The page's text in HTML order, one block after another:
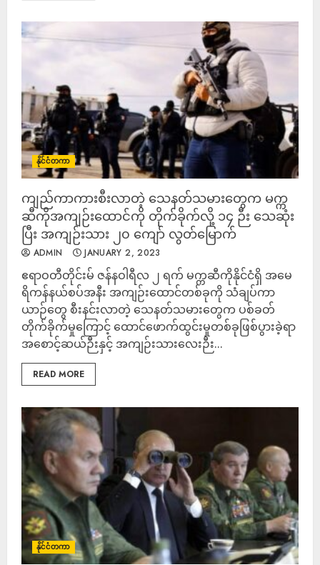
နိုင်ငံတကာ
ကျည်ကာကားစီးလာတဲ့ သေနတ်သမားတွေက မက္က
ဆီကိုအကျဉ်းထောင်ကို တိုက်ခိုက်လို့ ၁၄ ဉီး သေဆုံး
ပြီး အကျဉ်းသား ၂၀ ကျော် လွတ်မြောက်
ADMIN JANUARY 2, 2023
ဧရာဝတီတိုင်းမ် ဇန်နဝါရီလ ၂ ရက် မက္ကဆီကိုနိုင်ငံရှိ အမေ
ရိကန်နယ်စပ်အနီး အကျဉ်းထောင်တစ်ခုကို သံချပ်ကာ
ယာဉ်တွေ စီးနင်းလာတဲ့ သေနတ်သမားတွေက ပစ်ခတ်
တိုက်ခိုက်မှုကြောင့် ထောင်ဖောက်ထွင်းမှုတစ်ခုဖြစ်ပွားခဲ့ရာ
အစောင့်ဆယ်ဉီးနှင့် အကျဉ်းသားလေးဉီး...
READ MORE
နိုင်ငံတကာ